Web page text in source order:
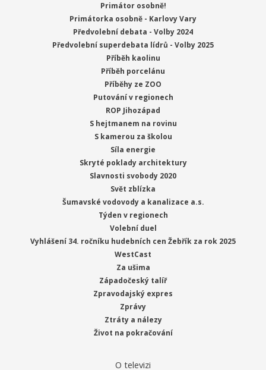
Primátor osobně!
Primátorka osobně - Karlovy Vary
Předvolební debata - Volby 2024
Předvolební superdebata lídrů - Volby 2025
Příběh kaolinu
Příběh porcelánu
Příběhy ze ZOO
Putování v regionech
ROP Jihozápad
S hejtmanem na rovinu
S kamerou za školou
Síla energie
Skryté poklady architektury
Slavnosti svobody 2020
Svět zblízka
Šumavské vodovody a kanalizace a.s.
Týden v regionech
Volební duel
Vyhlášení 34. ročníku hudebních cen Žebřík za rok 2025
WestCast
Za ušima
Západočeský talíř
Zpravodajský expres
Zprávy
Ztráty a nálezy
Život na pokračování
O televizi